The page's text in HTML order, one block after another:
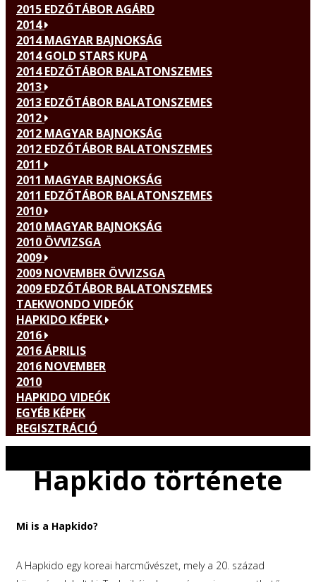
2015 EDZŐTÁBOR AGÁRD
2014
2014 MAGYAR BAJNOKSÁG
2014 GOLD STARS KUPA
2014 EDZŐTÁBOR BALATONSZEMES
2013
2013 EDZŐTÁBOR BALATONSZEMES
2012
2012 MAGYAR BAJNOKSÁG
2012 EDZŐTÁBOR BALATONSZEMES
2011
2011 MAGYAR BAJNOKSÁG
2011 EDZŐTÁBOR BALATONSZEMES
2010
2010 MAGYAR BAJNOKSÁG
2010 ÖVVIZSGA
2009
2009 NOVEMBER ÖVVIZSGA
2009 EDZŐTÁBOR BALATONSZEMES
TAEKWONDO VIDEÓK
HAPKIDO KÉPEK
2016
2016 ÁPRILIS
2016 NOVEMBER
2010
HAPKIDO VIDEÓK
EGYÉB KÉPEK
REGISZTRÁCIÓ
Hapkido története
Mi is a Hapkido?
A Hapkido egy koreai harcművészet, mely a 20. század